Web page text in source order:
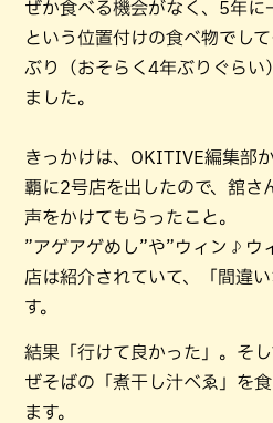
ぜか食べる機会がなく、5年に
という位置付けの食べ物でし
ぶり（おそらく4年ぶりぐらい
ました。
きっかけは、OKITIVE編集部
覇に2号店を出したので、舘さ
声をかけてもらったこと。
”アゲアゲめし”や”ウィン♪ウ
店は紹介されていて、「間違
す。
結果「行けて良かった」。そ
ぜそばの「煮干し汁べゑ」を
ます。